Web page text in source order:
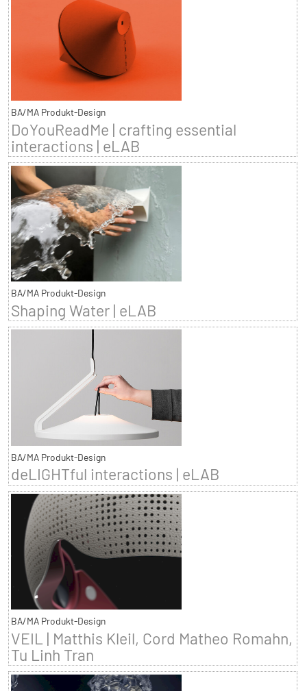
BA/MA Produkt-Design
DoYouReadMe | crafting essential
interactions | eLAB
BA/MA Produkt-Design
Shaping Water | eLAB
BA/MA Produkt-Design
deLIGHTful interactions | eLAB
BA/MA Produkt-Design
VEIL | Matthis Kleil, Cord Matheo Romahn,
Tu Linh Tran